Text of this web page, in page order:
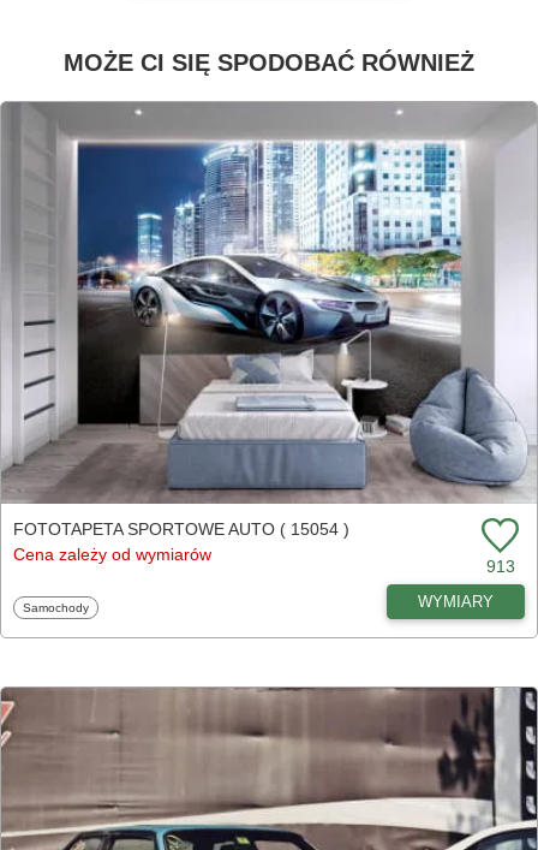
MOŻE CI SIĘ SPODOBAĆ RÓWNIEŻ
FOTOTAPETA SPORTOWE AUTO ( 15054 )
Cena zależy od wymiarów
913
Fototapety
Samochody WYMIARY